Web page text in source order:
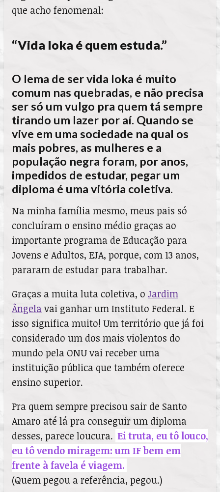
que acho fenomenal:
“Vida loka é quem estuda.”
O lema de ser vida loka é muito
comum nas quebradas, e não precisa
ser só um vulgo pra quem tá sempre
tirando um lazer por aí. Quando se
vive em uma sociedade na qual os
mais pobres, as mulheres e a
população negra foram, por anos,
impedidos de estudar, pegar um
diploma é uma vitória coletiva.
Na minha família mesmo, meus pais só
concluíram o ensino médio graças ao
importante programa de Educação para
Jovens e Adultos, EJA, porque, com 13 anos,
pararam de estudar para trabalhar.
Graças a muita luta coletiva, o Jardim
Ângelavai ganhar um Instituto Federal. E
isso significa muito! Um território que já foi
considerado um dos mais violentos do
mundo pela ONU vai receber uma
instituição pública que também oferece
ensino superior.
Pra quem sempre precisou sair de Santo
Amaro até lá pra conseguir um diploma
desses, parece loucura. Ei truta, eu tô louco,
eu tô vendo miragem: um IF bem em
frente à favela é viagem.
(Quem pegou a referência, pegou.)